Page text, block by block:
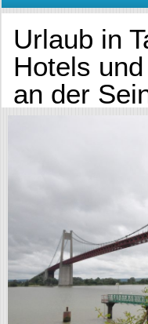
Urlaub in
Hotels
an der